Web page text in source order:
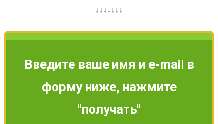
↓↓↓↓↓↓↓
Введите ваше имя и e-mail в
форму ниже, нажмите
"получать"